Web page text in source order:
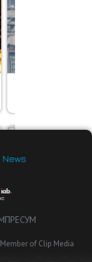
of Clip Media